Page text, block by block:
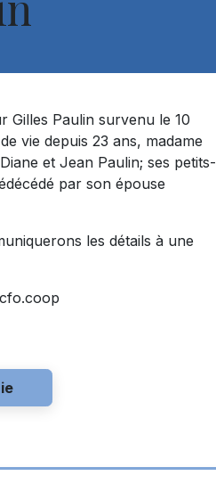
Gilles Paulin survenu le 10
vie depuis 23 ans, madame
et Jean Paulin; ses petits-
par son épouse
les détails à une